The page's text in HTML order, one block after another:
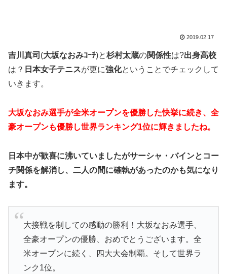
2019.02.17
吉川真司 (大坂なおみｺｰﾁ)と杉村太蔵の関係性は?出身高校
は？ 日本女子テニスが更に強化ということでチェックして
いきます。
大坂なおみ選手が全米オープンを優勝した快挙に続き、全
豪オープンも優勝し世界ランキング1位に輝きましたね。
日本中が歓喜に沸いていましたがサーシャ・バインとコー
チ関係を解消し、二人の間に確執があったのかも気になり
ます。
大接戦を制しての感動の勝利！大坂なおみ選手、
全豪オープンの優勝、おめでとうございます。全
米オープンに続く、四大大会制覇。そして世界ラ
ンク1位。